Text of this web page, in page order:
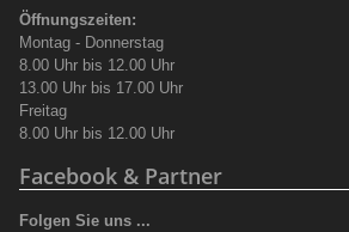
Öffnungszeiten:
Montag - Donnerstag
8.00 Uhr bis 12.00 Uhr
13.00 Uhr bis 17.00 Uhr
Freitag
8.00 Uhr bis 12.00 Uhr
Facebook & Partner
Folgen Sie uns ...